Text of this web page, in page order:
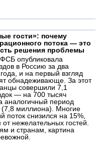
гости»: почему
потока — это
решения проблемы
опубликовала
в Россию за два
и на первый взгляд
обнадеживающе. За этот
совершили 7,1
— на 700 тысяч
аналогичный период
(7,8 миллиона). Многие
поток снизился на 15%,
нежелательных гостей.
и странам, картина